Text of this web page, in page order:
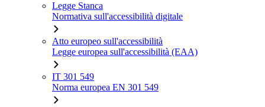
Legge Stanca
Normativa sull'accessibilità digitale
Atto europeo sull'accessibilità
Legge europea sull'accessibilità (EAA)
IT 301 549
Norma europea EN 301 549